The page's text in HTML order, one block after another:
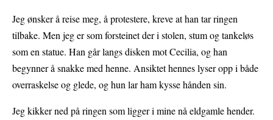
Jeg ønsker å reise meg, å protestere, kreve at han tar ringen
tilbake. Men jeg er som forsteinet der i stolen, stum og tankeløs
som en statue. Han går langs disken mot Cecilia, og han
begynner å snakke med henne. Ansiktet hennes lyser opp i både
overraskelse og glede, og hun lar ham kysse hånden sin.
Jeg kikker ned på ringen som ligger i mine nå eldgamle hender.